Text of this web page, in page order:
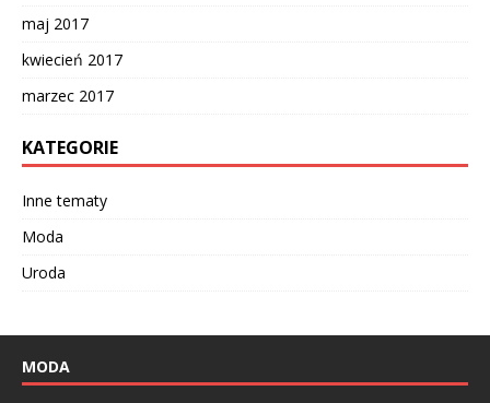
maj 2017
kwiecień 2017
marzec 2017
KATEGORIE
Inne tematy
Moda
Uroda
MODA